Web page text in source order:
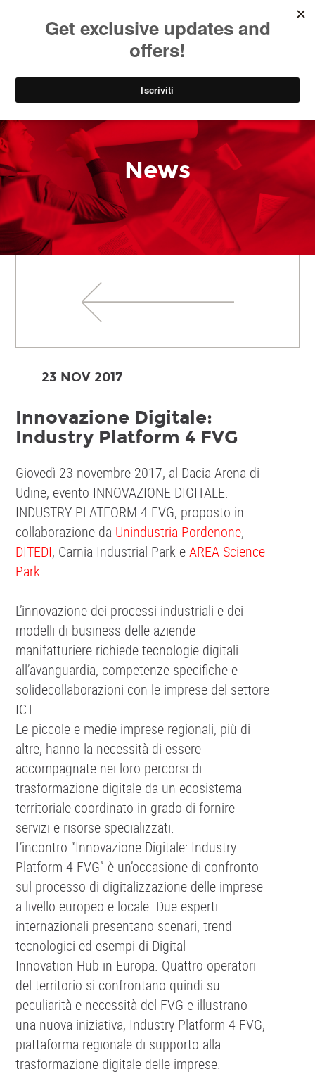
EN
News
23 NOV 2017
Innovazione Digitale:
Industry Platform 4 FVG
Giovedì 23 novembre 2017, al Dacia Arena di
Udine, evento INNOVAZIONE DIGITALE:
INDUSTRY PLATFORM 4 FVG, proposto in
collaborazione da Unindustria Pordenone,
DITEDI, Carnia Industrial Park eAREA Science
Park.
L’innovazione dei processi industriali e dei
modelli di business delle aziende
manifatturiere richiede tecnologie digitali
all’avanguardia, competenze specifiche e
solidecollaborazioni con le imprese del settore
ICT.
Le piccole e medie imprese regionali, più di
altre, hanno la necessità di essere
accompagnate nei loro percorsi di
trasformazione digitale da un ecosistema
territoriale coordinato in grado di fornire
servizi e risorse specializzati.
L’incontro “Innovazione Digitale: Industry
Platform 4 FVG” è un’occasione di confronto
sul processo di digitalizzazione delle imprese
a livello europeo e locale. Due esperti
internazionali presentano scenari, trend
tecnologici ed esempi di Digital
Innovation Hub in Europa. Quattro operatori
del territorio si confrontano quindi su
peculiarità e necessità del FVG e illustrano
una nuova iniziativa, Industry Platform 4 FVG,
piattaforma regionale di supporto alla
trasformazione digitale delle imprese.